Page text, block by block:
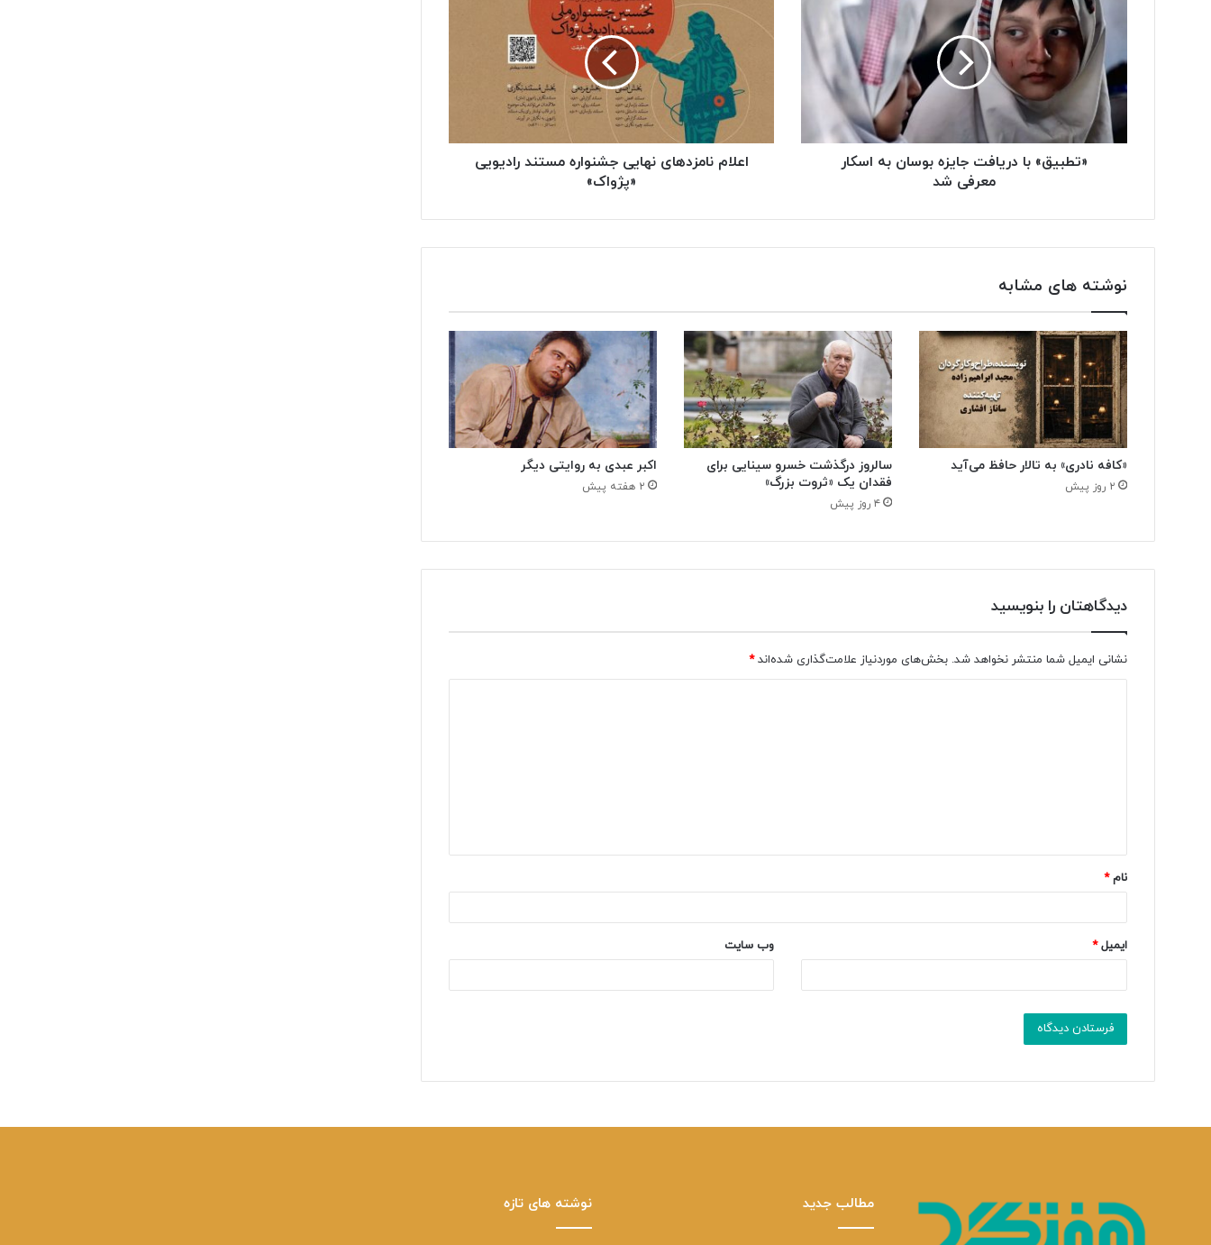
«تطبیق» با دریافت جایزه بوسان به اسکار
معرفی شد
اعلام نامزدهای نهایی جشنواره مستند رادیویی
«پژواک»
نوشته های مشابه
«کافه نادری» به تالار حافظ می‌آید
۲ روز پیش
سالروز درگذشت خسرو سینایی برای
فقدان یک «ثروت بزرگ»
۴ روز پیش
اکبر عبدی به روایتی دیگر
۲ هفته پیش
دیدگاهتان را بنویسید
نشانی ایمیل شما منتشر نخواهد شد. بخش‌های موردنیاز علامت‌گذاری شده‌اند*
*
نام*
ایمیل* وب‌ سایت
مطالب جدید نوشته های تازه